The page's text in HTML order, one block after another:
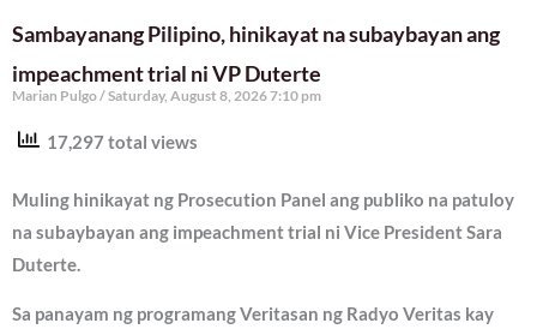
Sambayanang Pilipino, hinikayat na subaybayan ang
impeachment trial ni VP Duterte
Marian Pulgo Saturday, August 8, 2026 7:10 pm
17,297 total views
Muling hinikayat ng Prosecution Panel ang publiko na patuloy
na subaybayan ang impeachment trial ni Vice President Sara
Duterte.
Sa panayam ng programang Veritasan ng Radyo Veritas kay